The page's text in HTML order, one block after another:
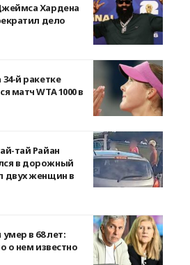
Хардена
дело
й ракетке
матч WTA 1000 в
тай Райан
в дорожный
двух женщин в
в 68 лет:
о нем известно